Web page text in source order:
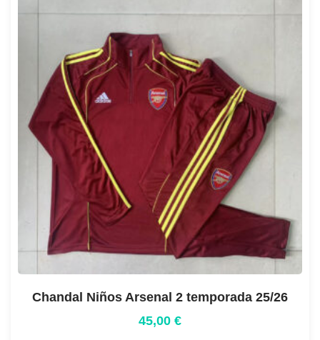
Chandal Niños Arsenal 2 temporada 25/26
45,00 €